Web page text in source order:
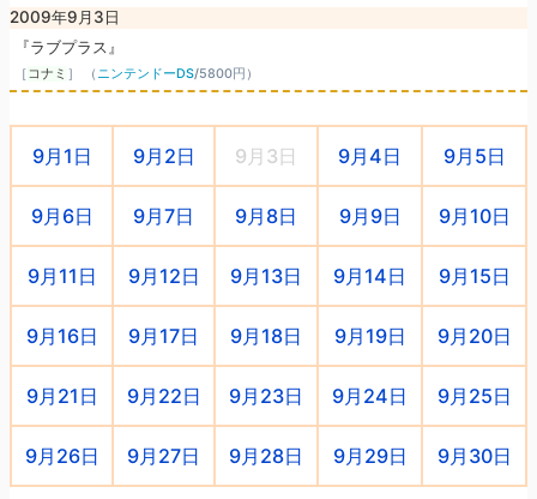
2009年9月3日
『ラブプラス』
［コナミ ］ （ ニンテンドーDS/5800円 ）
9月1日 9月2日 9月3日 9月4日 9月5日
9月6日 9月7日 9月8日 9月9日 9月10日
9月11日 9月12日 9月13日 9月14日 9月15日
9月16日 9月17日 9月18日 9月19日 9月20日
9月21日 9月22日 9月23日 9月24日 9月25日
9月26日 9月27日 9月28日 9月29日 9月30日